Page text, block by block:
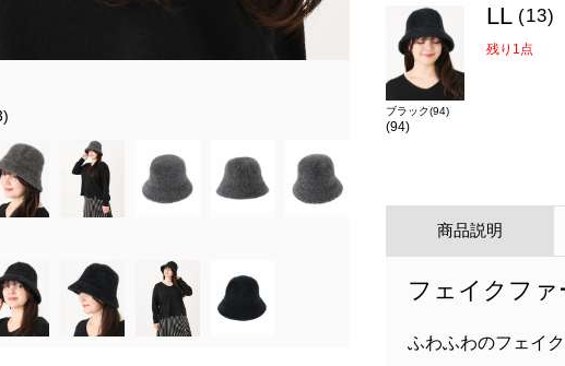
在庫
カラーブラック(94)
(94)
LL (13)
残り1点
商品説明
フェイクファ
ふわふわのフェイ